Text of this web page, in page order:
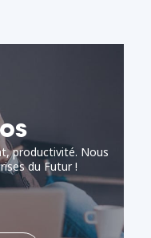
productivité. Nous
du Futur !